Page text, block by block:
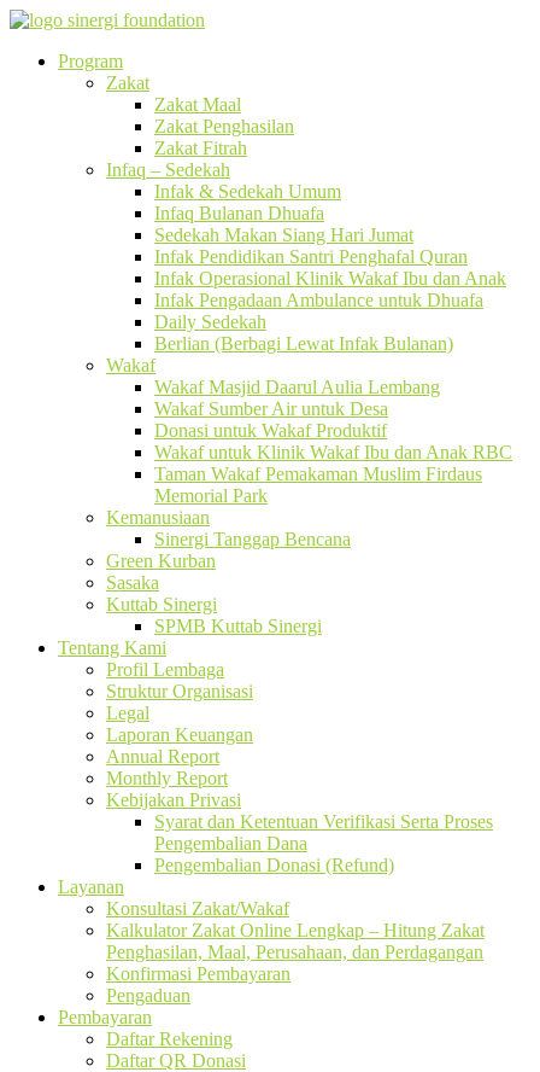
Program
Zakat
Zakat Maal
Zakat Penghasilan
Zakat Fitrah
Infaq – Sedekah
Infak & Sedekah Umum
Infaq Bulanan Dhuafa
Sedekah Makan Siang Hari Jumat
Infak Pendidikan Santri Penghafal Quran
Infak Operasional Klinik Wakaf Ibu dan Anak
Infak Pengadaan Ambulance untuk Dhuafa
Daily Sedekah
Berlian (Berbagi Lewat Infak Bulanan)
Wakaf
Wakaf Masjid Daarul Aulia Lembang
Wakaf Sumber Air untuk Desa
Donasi untuk Wakaf Produktif
Wakaf untuk Klinik Wakaf Ibu dan Anak RBC
Taman Wakaf Pemakaman Muslim Firdaus
Memorial Park
Kemanusiaan
Sinergi Tanggap Bencana
Green Kurban
Sasaka
Kuttab Sinergi
SPMB Kuttab Sinergi
Tentang Kami
Profil Lembaga
Struktur Organisasi
Legal
Laporan Keuangan
Annual Report
Monthly Report
Kebijakan Privasi
Syarat dan Ketentuan Verifikasi Serta Proses
Pengembalian Dana
Pengembalian Donasi (Refund)
Layanan
Konsultasi Zakat/Wakaf
Kalkulator Zakat Online Lengkap – Hitung Zakat
Penghasilan, Maal, Perusahaan, dan Perdagangan
Konfirmasi Pembayaran
Pengaduan
Pembayaran
Daftar Rekening
Daftar QR Donasi